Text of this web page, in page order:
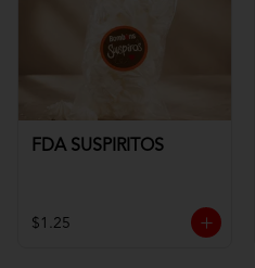
FDA SUSPIRITOS
$1.25